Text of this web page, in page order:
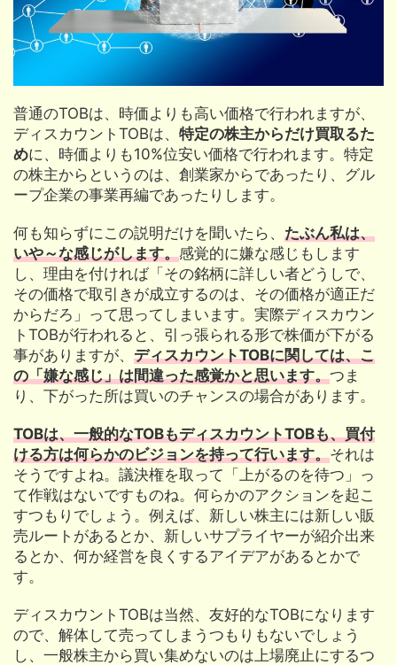
普通のTOBは、時価よりも高い価格で行われますが、
ディスカウントTOBは、 特定の株主からだけ買取るた
めに、時価よりも10%位安い価格で行われます。特定
の株主からというのは、創業家からであったり、グル
ープ企業の事業再編であったりします。
何も知らずにこの説明だけを聞いたら、 たぶん私は、
いや～な感じがします。感覚的に嫌な感じもします
し、理由を付ければ「その銘柄に詳しい者どうしで、
その価格で取引きが成立するのは、その価格が適正だ
からだろ」って思ってしまいます。実際ディスカウン
トTOBが行われると、引っ張られる形で株価が下がる
事がありますが、 ディスカウントTOBに関しては、こ
の「嫌な感じ」は間違った感覚かと思います。つま
り、下がった所は買いのチャンスの場合があります。
TOBは、一般的なTOBもディスカウントTOBも、買付
ける方は何らかのビジョンを持って行います。それは
そうですよね。議決権を取って「上がるのを待つ」っ
て作戦はないですものね。何らかのアクションを起こ
すつもりでしょう。例えば、新しい株主には新しい販
売ルートがあるとか、新しいサプライヤーが紹介出来
るとか、何か経営を良くするアイデアがあるとかで
す。
ディスカウントTOBは当然、友好的なTOBになります
ので、解体して売ってしまうつもりもないでしょう
し、一般株主から買い集めないのは上場廃止にするつ